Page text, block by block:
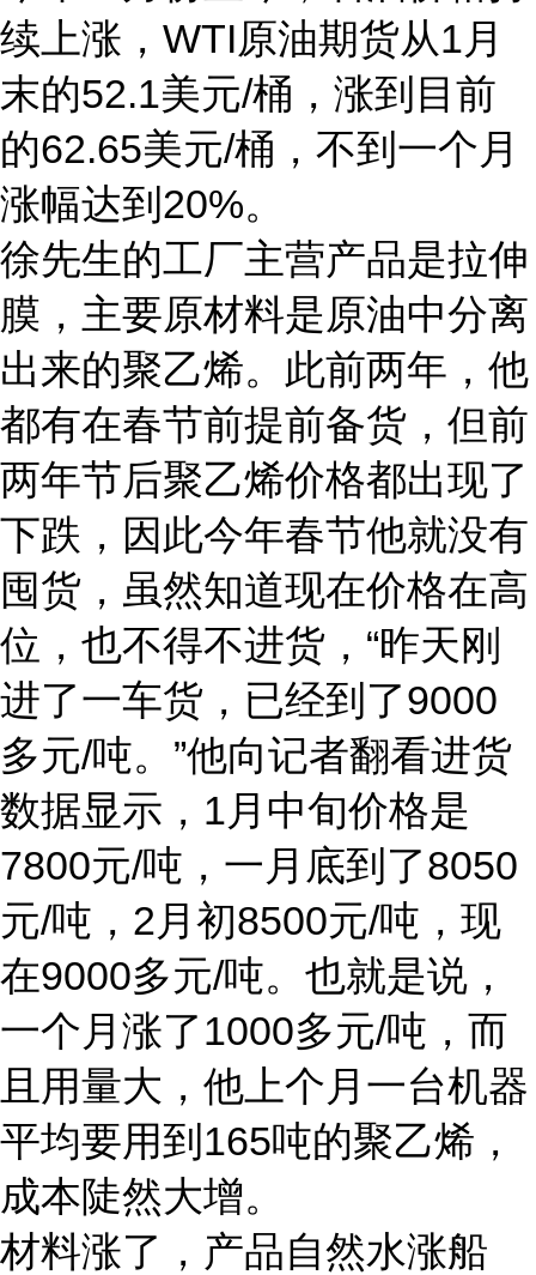
续上涨，WTI原油期货从1月
末的52.1美元/桶，涨到目前
的62.65美元/桶，不到一个月
涨幅达到20%。
徐先生的工厂主营产品是拉伸
膜，主要原材料是原油中分离
出来的聚乙烯。此前两年，他
都有在春节前提前备货，但前
两年节后聚乙烯价格都出现了
下跌，因此今年春节他就没有
囤货，虽然知道现在价格在高
位，也不得不进货，“昨天刚
进了一车货，已经到了9000
多元/吨。”他向记者翻看进货
数据显示，1月中旬价格是
7800元/吨，一月底到了8050
元/吨，2月初8500元/吨，现
在9000多元/吨。也就是说，
一个月涨了1000多元/吨，而
且用量大，他上个月一台机器
平均要用到165吨的聚乙烯，
成本陡然大增。
材料涨了，产品自然水涨船